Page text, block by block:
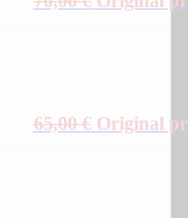
65,00€ Original